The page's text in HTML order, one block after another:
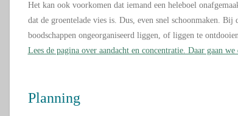
Het kan ook voorkomen dat iemand een heleboel
dat de groentelade vies is. Dus, even snel schoonmaken.
boodschappen ongeorganiseerd liggen, of liggen te
Lees de pagina over aandacht en concentratie. Daar gaan
Planning